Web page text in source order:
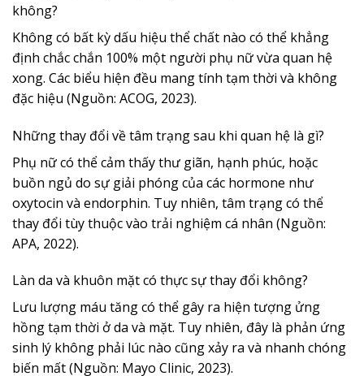
không?
Không có bất kỳ dấu hiệu thể chất nào có thể khẳng
định chắc chắn 100% một người phụ nữ vừa quan hệ
xong. Các biểu hiện đều mang tính tạm thời và không
đặc hiệu (Nguồn: ACOG, 2023).
Những thay đổi về tâm trạng sau khi quan hệ là gì?
Phụ nữ có thể cảm thấy thư giãn, hạnh phúc, hoặc
buồn ngủ do sự giải phóng của các hormone như
oxytocin và endorphin. Tuy nhiên, tâm trạng có thể
thay đổi tùy thuộc vào trải nghiệm cá nhân (Nguồn:
APA, 2022).
Làn da và khuôn mặt có thực sự thay đổi không?
Lưu lượng máu tăng có thể gây ra hiện tượng ửng
hồng tạm thời ở da và mặt. Tuy nhiên, đây là phản ứng
sinh lý không phải lúc nào cũng xảy ra và nhanh chóng
biến mất (Nguồn: Mayo Clinic, 2023).